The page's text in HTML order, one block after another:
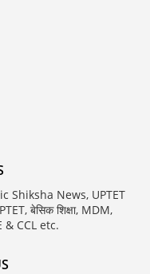
Shiksha News, UPTET
बेसिक शिक्षा, MDM,
& CCL etc.